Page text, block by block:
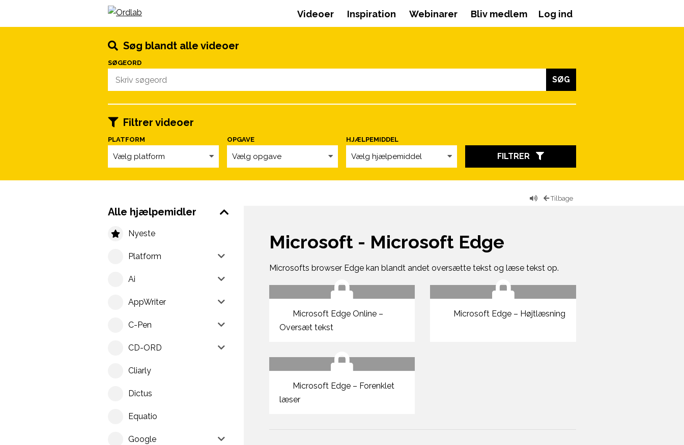
Spring til indhold Videoer Inspiration Webinarer Bliv medlem Log ind
Søg blandt alle videoer
SØGEORD
SØG
Filtrer videoer
PLATFORM
Vælg platform
OPGAVE
Vælg opgave
HJÆLPEMIDDEL
Vælg hjælpemiddel
Tilbage
Microsoft - Microsoft Edge
Microsofts browser Edge kan blandt andet oversætte tekst og læse tekst op.
Microsoft Edge Online –
Oversæt tekst
Microsoft Edge – Højtlæsning
Microsoft Edge – Forenklet
læser
Alle hjælpemidler
Nyeste
Platform
Ai
AppWriter
C-Pen
CD-ORD
Cliarly
Dictus
Equatio
Google